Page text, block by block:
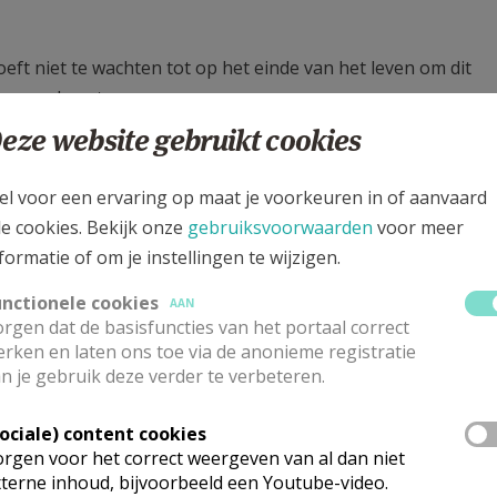
niet te wachten tot op het einde van het leven om dit
ontvangen.
beroep gedaan worden op een van de priesters
de parochiefoon: 0470 10 51 23 of het secretariaat 053
- 053 41 45 71 - 0474 69 29 16
werd hem of haar door een priester het
stervende gevraagd zijn zonden te belijden, om
naar het leven na de dood. Als teken van die tocht werd
de stervende ook voor het laatst de communie toe,
reden viaticum heette. In veel gevallen maakte de persoon
website gebruikt cookies
voor een ervaring op maat je voorkeuren in of aanvaard
cookies. Bekijk onze gebruiksvoorwaarden voor meer
of om je instellingen te wijzigen.
cookies
AAN
dat de basisfuncties van het portaal correct
en laten ons toe via de anonieme registratie
je gebruik deze verder te verbeteren.
content cookies
voor het correct weergeven van al dan niet
inhoud, bijvoorbeeld een Youtube-video.